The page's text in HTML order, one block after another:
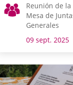
Reunión de la
Mesa de
Generales
09 sept. 2025